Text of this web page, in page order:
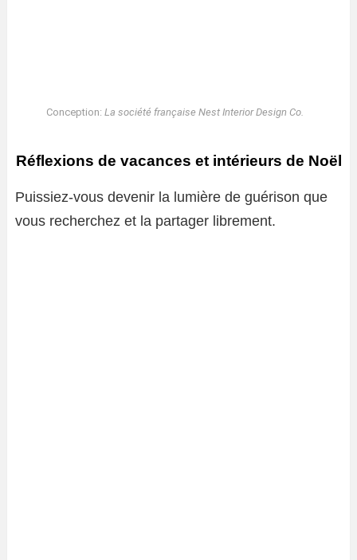
Conception: La société française Nest Interior Design Co.
Réflexions de vacances et intérieurs de Noël
Puissiez-vous devenir la lumière de guérison que
vous recherchez et la partager librement.